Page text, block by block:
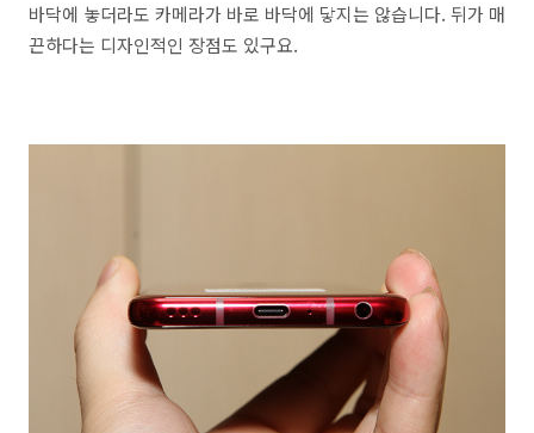
바닥에 놓더라도 카메라가 바로 바닥에 닿지는 않습니다. 뒤가 매
끈하다는 디자인적인 장점도 있구요.